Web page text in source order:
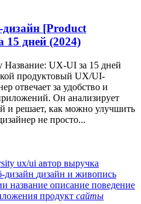
[Product
15 дней (2024)
Название: UX-UI за 15 дней
продуктовый UX/UI-
отвечает за удобство и
Он анализирует
и решает, как можно улучшить
не просто...
ux/ui автор выручка
дизайн дизайн и живопись
название описание поведение
продукт сайты